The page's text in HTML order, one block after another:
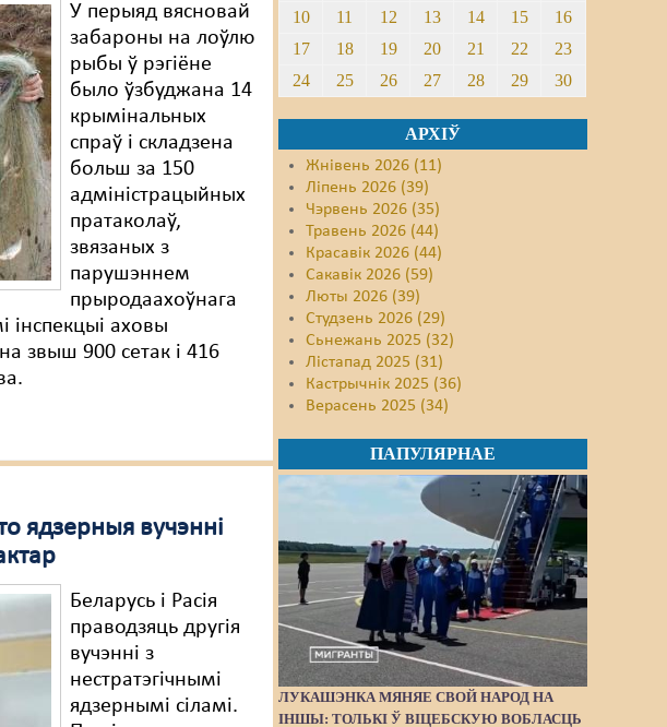
У перыяд вясновай
забароны на лоўлю
рыбы ў рэгіёне
было ўзбуджана 14
крымінальных
спраў і складзена
больш за 150
адміністрацыйных
пратаколаў,
звязаных з
парушэннем
прыродаахоўнага
інспекцыі аховы
звыш 900 сетак і 416
ядзерныя вучэнні
Беларусь і Расія
праводзяць другія
вучэнні з
нестратэгічнымі
ядзернымі сіламі.
10
11 12 13 14 15
16
17
18 19 20 21 22
23
24
25 26 27 28 29 30
АРХІЎ
Жнівень 2026 (11)
Ліпень 2026 (39)
Чэрвень 2026 (35)
Травень 2026 (44)
Красавік 2026 (44)
Сакавік 2026 (59)
Люты 2026 (39)
Студзень 2026 (29)
Сьнежань 2025 (32)
Лістапад 2025 (31)
Кастрычнік 2025 (36)
Верасень 2025 (34)
ПАПУЛЯРНАЕ
ЛУКАШЭНКА МЯНЯЕ СВОЙ НАРОД НА
ІНШЫ: ТОЛЬКІ Ў ВІЦЕБСКУЮ ВОБЛАСЦЬ